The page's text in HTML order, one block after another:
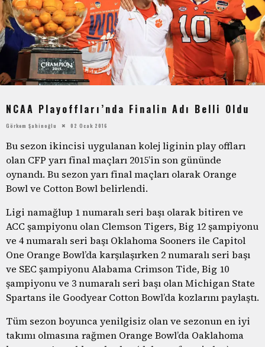
NCAA Playoffları’nda Finalin Adı Belli Oldu
Görkem Şahinoğlu 02 Ocak 2016
Bu sezon ikincisi uygulanan kolej liginin play offları
olan CFP yarı final maçları 2015’in son gününde
oynandı. Bu sezon yarı final maçları olarak Orange
Bowl ve Cotton Bowl belirlendi.
Ligi namağlup 1 numaralı seri başı olarak bitiren ve
ACC şampiyonu olan Clemson Tigers, Big 12 şampiyonu
ve 4 numaralı seri başı Oklahoma Sooners ile Capitol
One Orange Bowl’da karşılaşırken 2 numaralı seri başı
ve SEC şampiyonu Alabama Crimson Tide, Big 10
şampiyonu ve 3 numaralı seri başı olan Michigan State
Spartans ile Goodyear Cotton Bowl’da kozlarını paylaştı.
Tüm sezon boyunca yenilgisiz olan ve sezonun en iyi
takımı olmasına rağmen Orange Bowl’da Oaklahoma